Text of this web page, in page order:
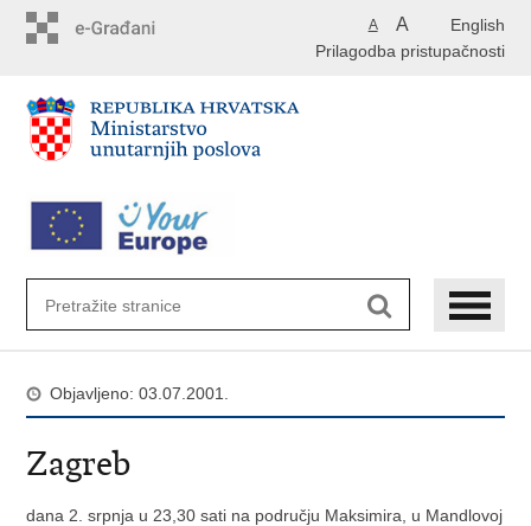
English
A A
Prilagodba pristupačnosti
Objavljeno: 03.07.2001.
Zagreb
dana 2. srpnja u 23,30 sati na području Maksimira, u Mandlovoj